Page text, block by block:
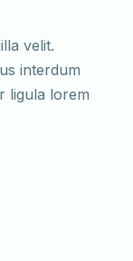
velit.
interdum
ligula lorem